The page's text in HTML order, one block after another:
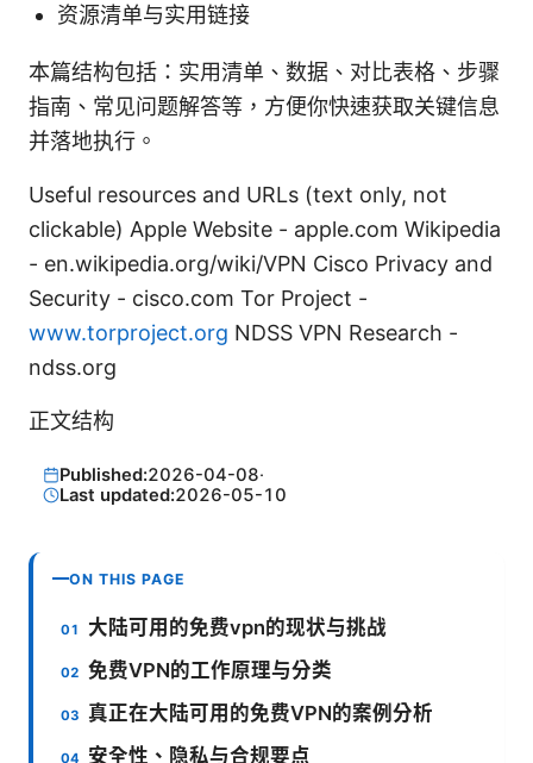
资源清单与实用链接
本篇结构包括：实用清单、数据、对比表格、步骤
指南、常见问题解答等，方便你快速获取关键信息
并落地执行。
Useful resources and URLs (text only, not
clickable) Apple Website - apple.com Wikipedia
- en.wikipedia.org/wiki/VPN Cisco Privacy and
Security - cisco.com Tor Project -
www.torproject.org NDSS VPN Research -
ndss.org
正文结构
Published:2026-04-08·
Last updated:2026-05-10
ON THIS PAGE
大陆可用的免费vpn的现状与挑战
免费VPN的工作原理与分类
真正在大陆可用的免费VPN的案例分析
安全性、隐私与合规要点